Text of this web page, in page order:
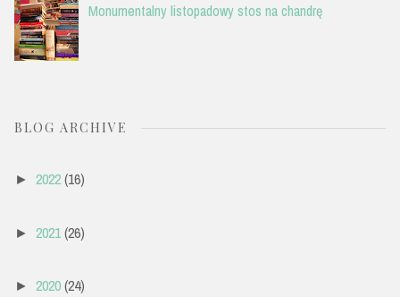
Monumentalny listopadowy stos na chandrę
BLOG ARCHIVE
► 2022(16)
► 2021(26)
► 2020(24)